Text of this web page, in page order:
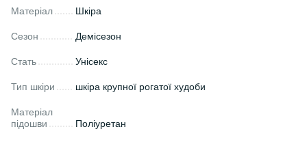
Матеріал Шкіра
Сезон Демісезон
Стать Унісекс
Тип шкіри шкіра крупної рогатої худоби
Матеріал
підошви
Поліуретан